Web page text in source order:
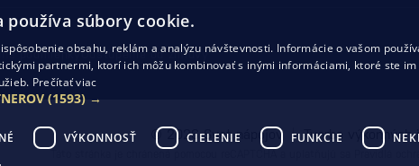
podmienkyOdstúpenie od zmluvy
© 2026 Svet nápojov Tvorba výkonných
používa súbory cookie.
obsahu, reklám a analýzu návštevnosti. Informácie o vašom
partnermi, ktorí ich môžu kombinovať s inými informáciami, ktoré ste
Prečítať viac
(1593) →
VÝKONNOSŤ CIELENIE FUNKCIE